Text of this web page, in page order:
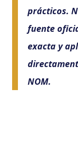
prácticos.
fuente
exacta y
NOM.